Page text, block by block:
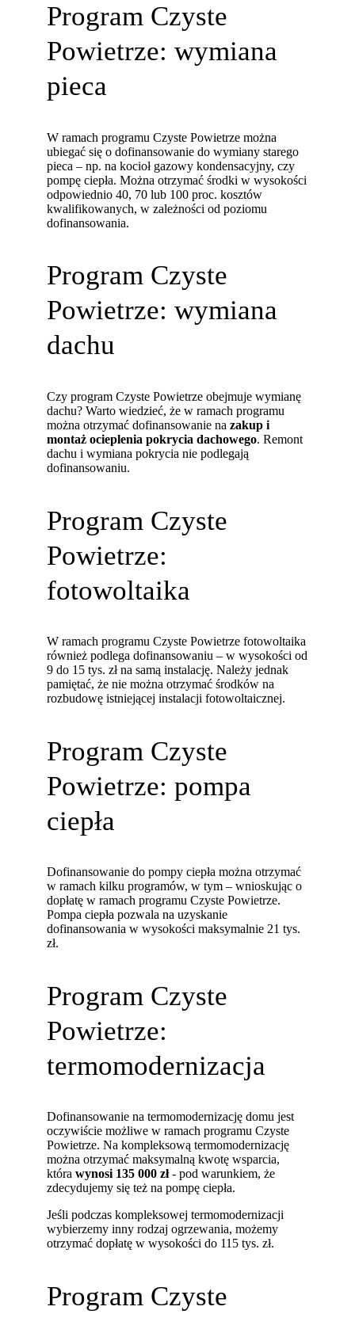
Program Czyste
Powietrze: wymiana
pieca
W ramach programu Czyste Powietrze można
ubiegać się o dofinansowanie do wymiany starego
pieca – np. na kocioł gazowy kondensacyjny, czy
pompę ciepła. Można otrzymać środki w wysokości
odpowiednio 40, 70 lub 100 proc. kosztów
kwalifikowanych, w zależności od poziomu
dofinansowania.
Program Czyste
Powietrze: wymiana
dachu
Czy program Czyste Powietrze obejmuje wymianę
dachu? Warto wiedzieć, że w ramach programu
można otrzymać dofinansowanie nazakup i
montaż ocieplenia pokrycia dachowego. Remont
dachu i wymiana pokrycia nie podlegają
dofinansowaniu.
Program Czyste
Powietrze:
fotowoltaika
W ramach programu Czyste Powietrze fotowoltaika
również podlega dofinansowaniu – w wysokości od
9 do 15 tys. zł na samą instalację. Należy jednak
pamiętać, że nie można otrzymać środków na
rozbudowę istniejącej instalacji fotowoltaicznej.
Program Czyste
Powietrze: pompa
ciepła
Dofinansowanie do pompy ciepła można otrzymać
w ramach kilku programów, w tym – wnioskując o
dopłatę w ramach programu Czyste Powietrze.
Pompa ciepła pozwala na uzyskanie
dofinansowania w wysokości maksymalnie 21 tys.
zł.
Program Czyste
Powietrze:
termomodernizacja
Dofinansowanie na termomodernizację domu jest
oczywiście możliwe w ramach programu Czyste
Powietrze. Na kompleksową termomodernizację
można otrzymać maksymalną kwotę wsparcia,
którawynosi 135 000 zł- pod warunkiem, że
zdecydujemy się też na pompę ciepła.
Jeśli podczas kompleksowej termomodernizacji
wybierzemy inny rodzaj ogrzewania, możemy
otrzymać dopłatę w wysokości do 115 tys. zł.
Program Czyste